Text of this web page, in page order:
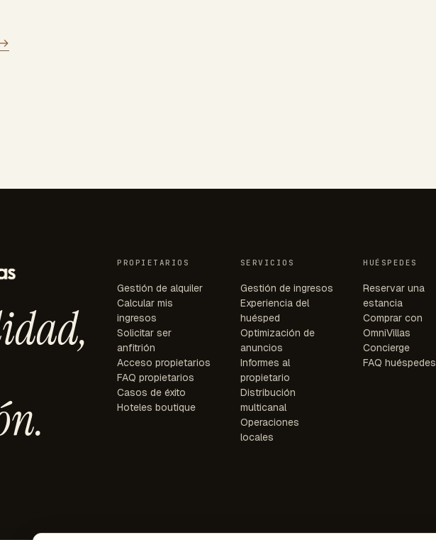
PROPIETARIOS
Gestión de alquiler
Calcular mis
ingresos
Solicitar ser
anfitrión
Acceso propietarios
FAQ propietarios
Casos de éxito
Hoteles boutique
SERVICIOS
Gestión de ingresos
Experiencia del
huésped
Optimización de
anuncios
Informes al
propietario
Distribución
multicanal
Operaciones
locales
HUÉSPEDES
Reservar una
estancia
Comprar con
OmniVillas
Concierge
FAQ huéspedes